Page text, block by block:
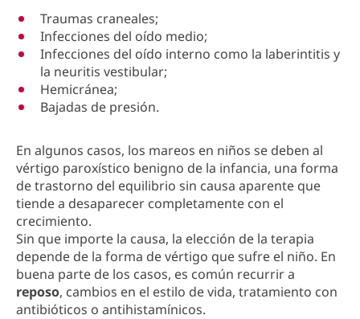
Traumas craneales;
Infecciones del oído medio;
Infecciones del oído interno como la laberintitis y
la neuritis vestibular;
Hemicránea;
Bajadas de presión.
En algunos casos, los mareos en niños se deben al
vértigo paroxístico benigno de la infancia, una forma
de trastorno del equilibrio sin causa aparente que
tiende a desaparecer completamente con el
crecimiento.
Sin que importe la causa, la elección de la terapia
depende de la forma de vértigo que sufre el niño. En
buena parte de los casos, es común recurrir a
reposo, cambios en el estilo de vida, tratamiento con
antibióticos o antihistamínicos.